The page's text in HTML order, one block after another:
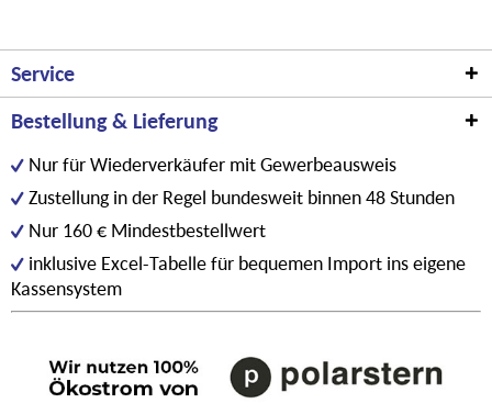
Service
Bestellung & Lieferung
Nur für Wiederverkäufer mit Gewerbeausweis
Zustellung in der Regel bundesweit binnen 48 Stunden
Nur 160 € Mindestbestellwert
inklusive Excel-Tabelle für bequemen Import ins eigene
Kassensystem